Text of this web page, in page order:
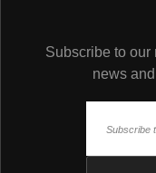
Subscribe to our
news